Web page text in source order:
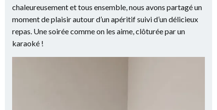
chaleureusement et tous ensemble, nous avons partagé un
moment de plaisir autour d’un apéritif suivi d’un délicieux
repas. Une soirée comme on les aime, clôturée par un
karaoké !